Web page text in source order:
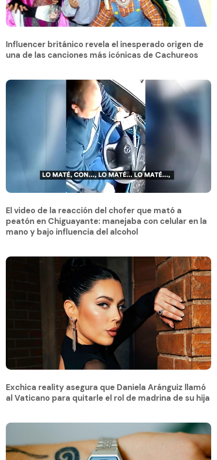
Influencer británico revela el inesperado origen de
una de las canciones más icónicas de Cachureos
peatón en Chiguayante: manejaba con celular en la
mano y bajo influencia del alcohol
El video de la reacción del chofer que mató a
peatón en Chiguayante: manejaba con celular en la
mano y bajo influencia del alcohol
Exchica reality asegura que Daniela Aránguiz llamó
al Vaticano para quitarle el rol de madrina de su hija